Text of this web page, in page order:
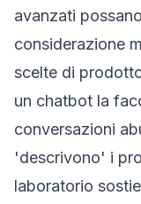
avanzati
considerazione
scelte di
un chatbot la
conversazioni
'descrivono' i
laboratorio